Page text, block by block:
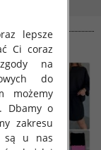
lepsze
Ci coraz
na
do
możemy
Dbamy o
zakresu
są u nas